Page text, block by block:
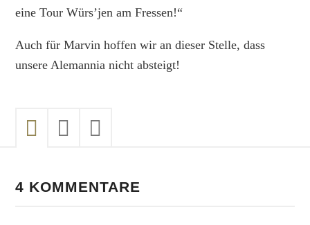
eine Tour Würs’jen am Fressen!“
Auch für Marvin hoffen wir an dieser Stelle, dass
unsere Alemannia nicht absteigt!
4 KOMMENTARE